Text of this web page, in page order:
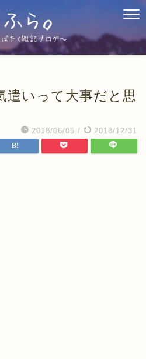
遣いって大事だと思
2018/06/05 / 2018/12/31